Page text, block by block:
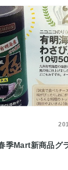
季Mart新商品グ